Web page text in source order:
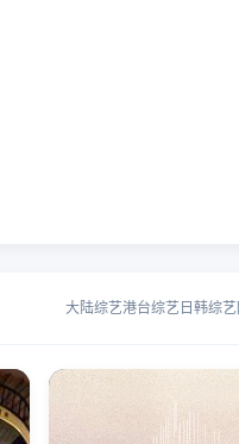
大陆综艺港台综艺 日韩综艺